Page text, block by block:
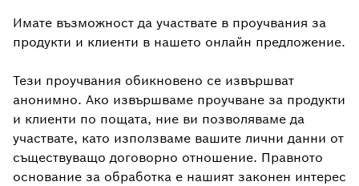
Имате възможност да участвате в проучвания за
продукти и клиенти в нашето онлайн предложение.
Тези проучвания обикновено се извършват
анонимно. Ако извършваме проучване за продукти
и клиенти по пощата, ние ви позволяваме да
участвате, като използваме вашите лични данни от
съществуващо договорно отношение. Правното
основание за обработка е нашият законен интерес